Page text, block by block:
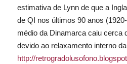
estimativa de Lynn de que a
de QI nos últimos 90 anos
médio da Dinamarca caiu cerca
devido ao relaxamento interno
http://